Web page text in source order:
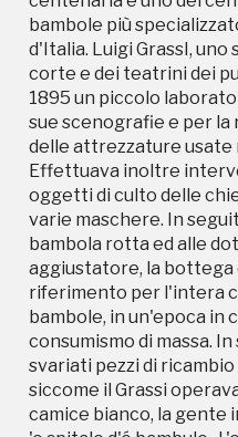
bambole più
d'Italia. Luigi GrassI,
corte e dei teatrini dei
1895 un piccolo
sue scenografie e per
delle attrezzature
Effettuava inoltre
oggetti di culto delle
varie maschere. In
bambola rotta ed alle
aggiustatore, la bottega
riferimento per l'intera
bambole, in un'epoca in
consumismo di massa.
svariati pezzi di
siccome il Grassi
camice bianco, la gente
consumismo di massa.
svariati pezzi di
siccome il Grassi
camice bianco, la gente
'o spitale d'é bambule .
come un vero e proprio
corsie[8]: il
ricevono le donazioni
dove si eseguono le
sono la Sartoria, il
dove si effettuano le
cui si curano i
che permettono
degli occhi, l'Ortopedia, il
quella di Meccanica.
Accettazione, il Pronto
Veterinario Peluche, il
Reparto Restauro